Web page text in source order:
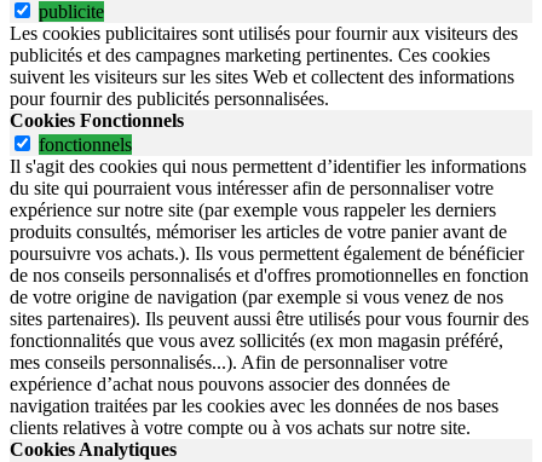
publicite
Les cookies publicitaires sont utilisés pour fournir aux visiteurs des
publicités et des campagnes marketing pertinentes. Ces cookies
suivent les visiteurs sur les sites Web et collectent des informations
pour fournir des publicités personnalisées.
Cookies Fonctionnels
fonctionnels
Il s'agit des cookies qui nous permettent d’identifier les informations
du site qui pourraient vous intéresser afin de personnaliser votre
expérience sur notre site (par exemple vous rappeler les derniers
produits consultés, mémoriser les articles de votre panier avant de
poursuivre vos achats.). Ils vous permettent également de bénéficier
de nos conseils personnalisés et d'offres promotionnelles en fonction
de votre origine de navigation (par exemple si vous venez de nos
sites partenaires). Ils peuvent aussi être utilisés pour vous fournir des
fonctionnalités que vous avez sollicités (ex mon magasin préféré,
mes conseils personnalisés...). Afin de personnaliser votre
expérience d’achat nous pouvons associer des données de
navigation traitées par les cookies avec les données de nos bases
clients relatives à votre compte ou à vos achats sur notre site.
Cookies Analytiques